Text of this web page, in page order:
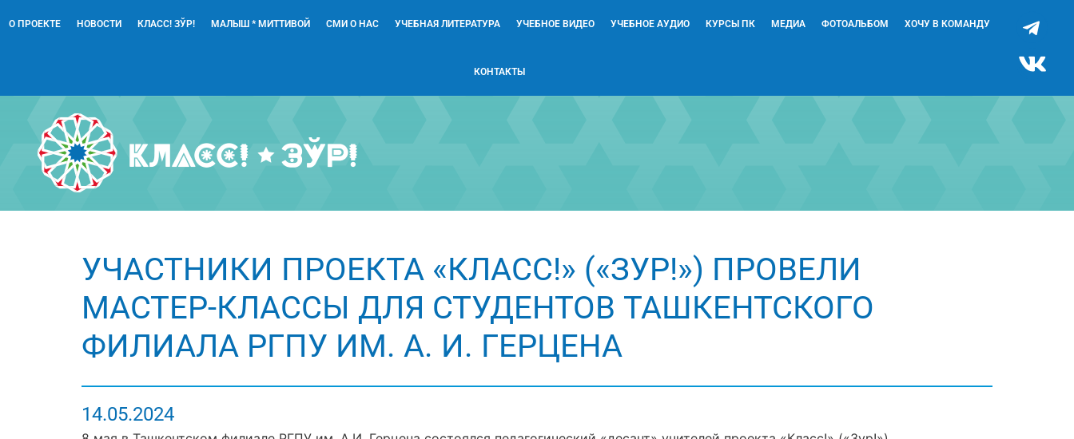
О ПРОЕКТЕ НОВОСТИ КЛАСС! ЗЎР! МАЛЫШ * МИТТИВОЙ СМИ О НАС УЧЕБНАЯ ЛИТЕРАТУРА УЧЕБНОЕ ВИДЕО УЧЕБНОЕ АУДИО КУРСЫ ПК МЕДИА ФОТОАЛЬБОМ ХОЧУ В КОМАНДУ
КОНТАКТЫ
УЧАСТНИКИ ПРОЕКТА «КЛАСС!» («ЗУР!») ПРОВЕЛИ
МАСТЕР-КЛАССЫ ДЛЯ СТУДЕНТОВ ТАШКЕНТСКОГО
ФИЛИАЛА РГПУ ИМ. А. И. ГЕРЦЕНА
14.05.2024